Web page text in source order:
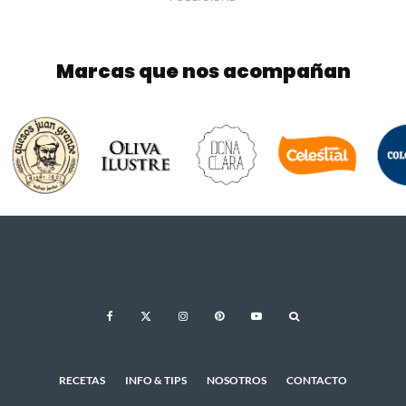
Marcas que nos acompañan
RECETAS INFO & TIPS NOSOTROS CONTACTO